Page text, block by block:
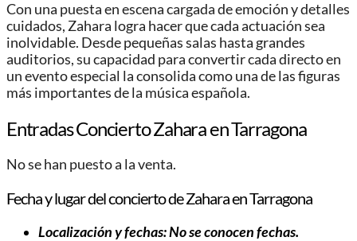
Con una puesta en escena cargada de emoción y detalles
cuidados, Zahara logra hacer que cada actuación sea
inolvidable. Desde pequeñas salas hasta grandes
auditorios, su capacidad para convertir cada directo en
un evento especial la consolida como una de las figuras
más importantes de la música española.
Entradas Concierto Zahara en Tarragona
No se han puesto a la venta.
Fecha y lugar del concierto de Zahara en Tarragona
Localización y fechas: No se conocen fechas.